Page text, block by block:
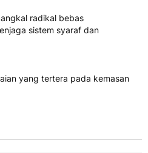
radikal bebas
sistem syaraf dan
yang tertera pada kemasan